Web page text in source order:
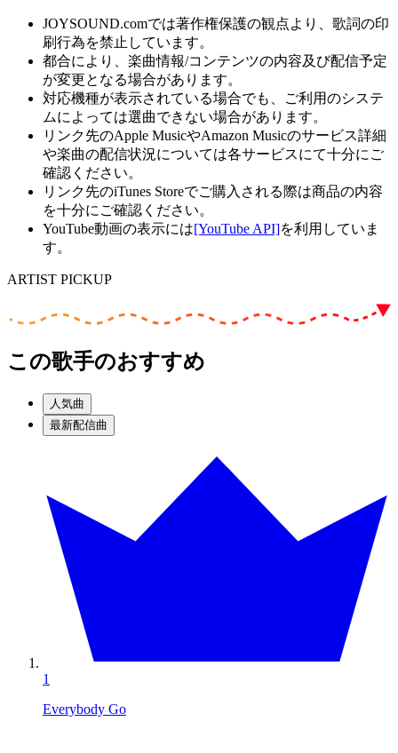
JOYSOUND.comでは著作権保護の観点より、歌詞の印
刷行為を禁止しています。
都合により、楽曲情報/コンテンツの内容及び配信予定
が変更となる場合があります。
対応機種が表示されている場合でも、ご利用のシステ
ムによっては選曲できない場合があります。
リンク先のApple MusicやAmazon Musicのサービス詳細
や楽曲の配信状況については各サービスにて十分にご
確認ください。
リンク先のiTunes Storeでご購入される際は商品の内容
を十分にご確認ください。
YouTube動画の表示には[YouTube API]を利用していま
す。
ARTIST PICKUP
この歌手のおすすめ
人気曲
最新配信曲
1
Everybody Go